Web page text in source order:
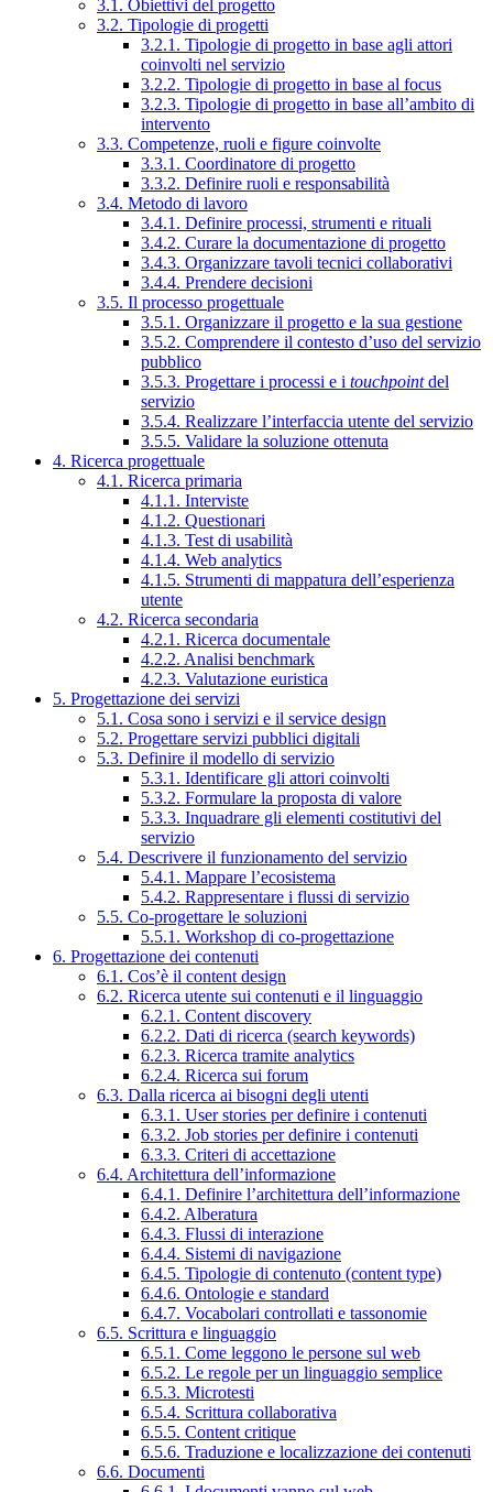
3.1. Obiettivi del progetto
3.2. Tipologie di progetti
3.2.1. Tipologie di progetto in base agli attori
coinvolti nel servizio
3.2.2. Tipologie di progetto in base al focus
3.2.3. Tipologie di progetto in base all’ambito di
intervento
3.3. Competenze, ruoli e figure coinvolte
3.3.1. Coordinatore di progetto
3.3.2. Definire ruoli e responsabilità
3.4. Metodo di lavoro
3.4.1. Definire processi, strumenti e rituali
3.4.2. Curare la documentazione di progetto
3.4.3. Organizzare tavoli tecnici collaborativi
3.4.4. Prendere decisioni
3.5. Il processo progettuale
3.5.1. Organizzare il progetto e la sua gestione
3.5.2. Comprendere il contesto d’uso del servizio
pubblico
3.5.3. Progettare i processi e i touchpointdel
servizio
3.5.4. Realizzare l’interfaccia utente del servizio
3.5.5. Validare la soluzione ottenuta
4. Ricerca progettuale
4.1. Ricerca primaria
4.1.1. Interviste
4.1.2. Questionari
4.1.3. Test di usabilità
4.1.4. Web analytics
4.1.5. Strumenti di mappatura dell’esperienza
utente
4.2. Ricerca secondaria
4.2.1. Ricerca documentale
4.2.2. Analisi benchmark
4.2.3. Valutazione euristica
5. Progettazione dei servizi
5.1. Cosa sono i servizi e il service design
5.2. Progettare servizi pubblici digitali
5.3. Definire il modello di servizio
5.3.1. Identificare gli attori coinvolti
5.3.2. Formulare la proposta di valore
5.3.3. Inquadrare gli elementi costitutivi del
servizio
5.4. Descrivere il funzionamento del servizio
5.4.1. Mappare l’ecosistema
5.4.2. Rappresentare i flussi di servizio
5.5. Co-progettare le soluzioni
5.5.1. Workshop di co-progettazione
6. Progettazione dei contenuti
6.1. Cos’è il content design
6.2. Ricerca utente sui contenuti e il linguaggio
6.2.1. Content discovery
6.2.2. Dati di ricerca (search keywords)
6.2.3. Ricerca tramite analytics
6.2.4. Ricerca sui forum
6.3. Dalla ricerca ai bisogni degli utenti
6.3.1. User stories per definire i contenuti
6.3.2. Job stories per definire i contenuti
6.3.3. Criteri di accettazione
6.4. Architettura dell’informazione
6.4.1. Definire l’architettura dell’informazione
6.4.2. Alberatura
6.4.3. Flussi di interazione
6.4.4. Sistemi di navigazione
6.4.5. Tipologie di contenuto (content type)
6.4.6. Ontologie e standard
6.4.7. Vocabolari controllati e tassonomie
6.5. Scrittura e linguaggio
6.5.1. Come leggono le persone sul web
6.5.2. Le regole per un linguaggio semplice
6.5.3. Microtesti
6.5.4. Scrittura collaborativa
6.5.5. Content critique
6.5.6. Traduzione e localizzazione dei contenuti
6.6. Documenti